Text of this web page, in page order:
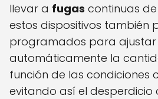
llevar a fugas continuas
estos dispositivos también
programados para ajustar
automáticamente la
función de las condiciones
evitando así el